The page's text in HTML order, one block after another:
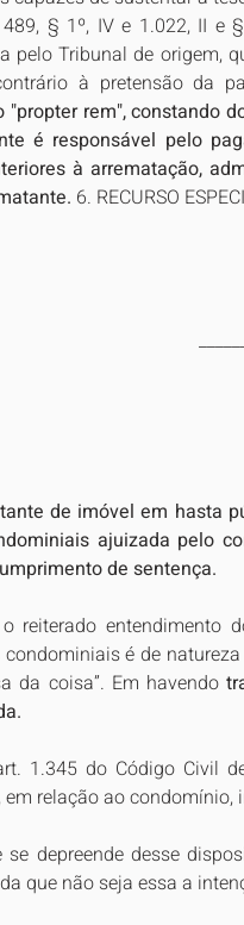
§ 1º, IV e 1.022, II e
pelo Tribunal de origem,
à pretensão da
"propter rem", constando
é responsável pelo
à arrematação,
6. RECURSO
de imóvel em hasta
ajuizada pelo
de sentença.
reiterado entendimento
condominiais é de natureza
da coisa”. Em havendo
1.345 do Código Civil
em relação ao
se depreende desse
que não seja essa a